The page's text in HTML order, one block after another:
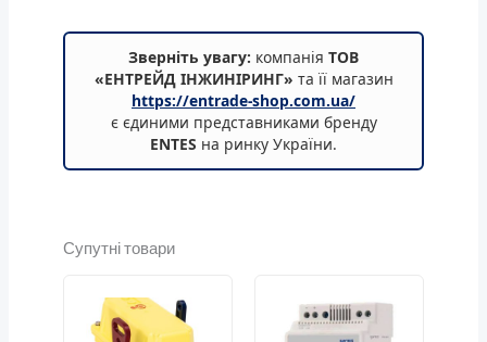
Зверніть увагу: компанія ТОВ
«ЕНТРЕЙД ІНЖИНІРИНГ» та її магазин
https://entrade-shop.com.ua/
є єдиними представниками бренду
ENTES на ринку України.
Супутні товари